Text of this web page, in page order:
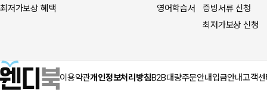
최저가보상 혜택
영어학습서
증빙서류 신청
최저가보상 신청
이용약관개인정보처리방침B2B대량주문안내입금안내고객